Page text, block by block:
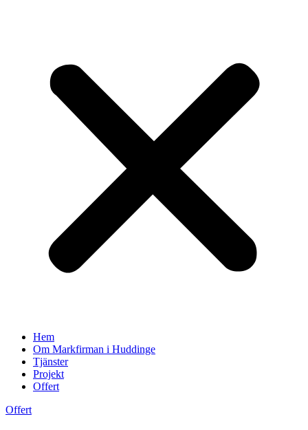
Hem
Om Markfirman i Huddinge
Tjänster
Projekt
Offert
Offert